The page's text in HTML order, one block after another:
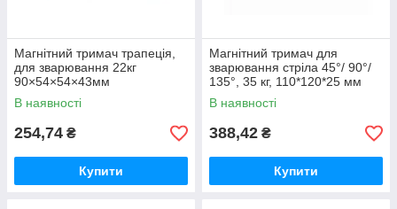
Магнітний тримач трапеція,
для зварювання 22кг
90×54×54×43мм
(30,45,60,90,75,135°) ТМ
SIGMA
В наявності
254,74 ₴
Купити
Магнітний тримач для
зварювання стріла 45°/ 90°/
135°, 35 кг, 110*120*25 мм
ТМ Kubis
В наявності
388,42 ₴
Купити